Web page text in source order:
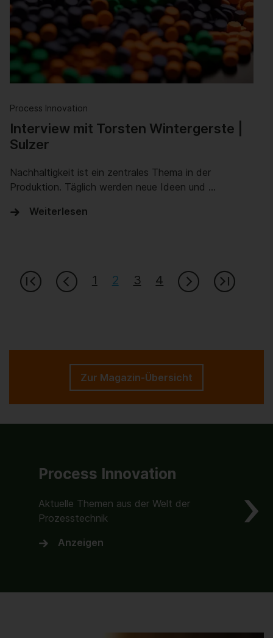
Process Innovation
Interview mit Torsten Wintergerste |
Sulzer
Nachhaltigkeit ist ein zentrales Thema in der
Produktion. Täglich werden neue Ideen und …
Weiterlesen
1 2 3 4
Zur Magazin-Übersicht
Process Innovation
Aktuelle Themen aus der Welt der
Prozesstechnik
Anzeigen